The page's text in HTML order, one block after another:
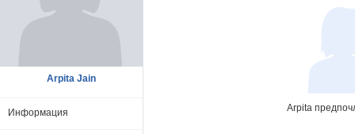
Arpita
Arpita Jain
Информация